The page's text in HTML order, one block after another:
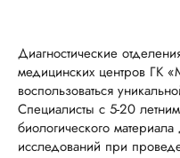
Диагностические
медицинских центров ГК
воспользоваться
Специалисты с 5-20
биологического
исследований при